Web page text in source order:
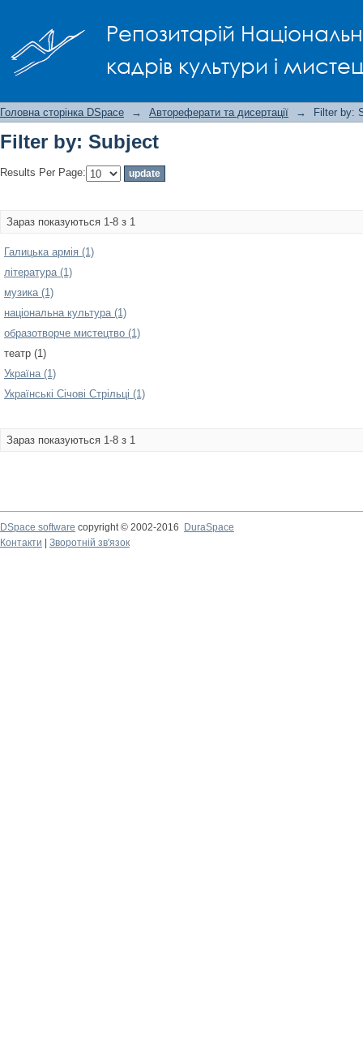
Репозитарій
кадрів культури і
Головна сторінка DSpace → Автореферати та дисертації → Filter by:
Filter by: Subject
Results Per Page:
Зараз показуються 1-8 з 1
Галицька армія (1)
література (1)
музика (1)
національна культура (1)
образотворче мистецтво (1)
театр (1)
Україна (1)
Українські Січові Стрільці (1)
Зараз показуються 1-8 з 1
DSpace software copyright © 2002-2016
DuraSpace
Контакти
Зворотній зв'язок